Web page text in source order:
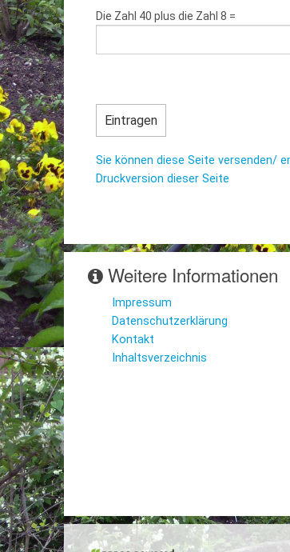
Die Zahl 40 plus die Zahl 8 =
Sie können diese Seite versenden/
Druckversion dieser Seite
Weitere Informationen
Impressum
Datenschutzerklärung
Kontakt
Inhaltsverzeichnis